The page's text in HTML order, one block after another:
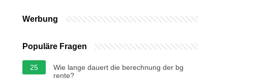
Werbung
Populäre Fragen
25
Wie lange dauert die berechnung der bg
rente?